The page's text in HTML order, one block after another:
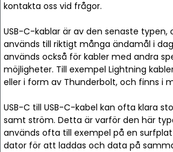
kontakta oss vid frågor.
USB-C-kablar är av den senaste typen,
används till riktigt många ändamål i
används också för kabler med andra
möjligheter. Till exempel Lightning
eller i form av Thunderbolt, och finns i
USB-C till USB-C-kabel kan ofta klara
samt ström. Detta är varför den här
används ofta till exempel på en
dator för att laddas och data på